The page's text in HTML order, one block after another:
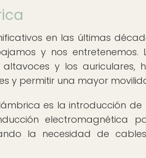
en las últimas
y nos entretenemos.
y los auriculares,
y permitir una mayor
es la introducción de
electromagnética
la necesidad de